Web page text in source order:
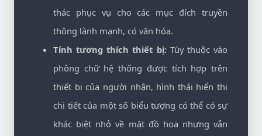
thác phục vụ cho các mục đích truyền
thông lành mạnh, có văn hóa.
Tính tương thích thiết bị:Tùy thuộc vào
phông chữ hệ thống được tích hợp trên
thiết bị của người nhận, hình thái hiển thị
chi tiết của một số biểu tượng có thể có sự
khác biệt nhỏ về mặt đồ họa nhưng vẫn